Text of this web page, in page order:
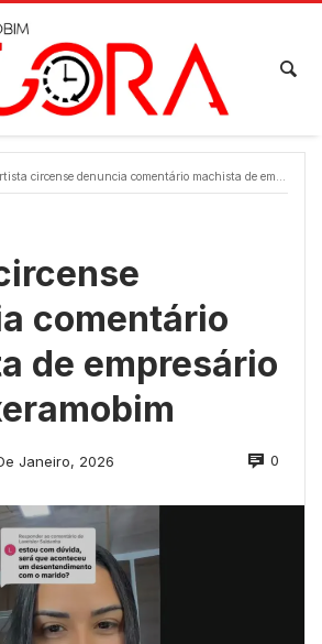
circense denuncia comentário machista de empresário em Quixeramobim
comentário
de empresário
Janeiro, 2026 0